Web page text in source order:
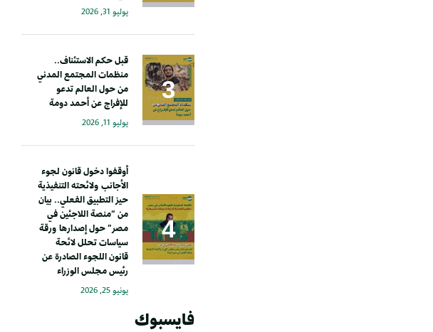
يوليو 31, 2026
قبل حكم الاستئناف..
منظمات المجتمع المدني
من حول العالم تدعو
للإفراج عن أحمد دومة
يوليو 11, 2026
أوقفوا دخول قانون لجوء
الأجانب ولائحته التنفيذية
حيز التطبيق الفعلي.. بيان
من “منصة اللاجئين في
مصر” حول إصدارها ورقة
سياسات تحلل لائحة
قانون اللجوء الصادرة عن
رئيس مجلس الوزراء
يونيو 25, 2026
فايسبوك